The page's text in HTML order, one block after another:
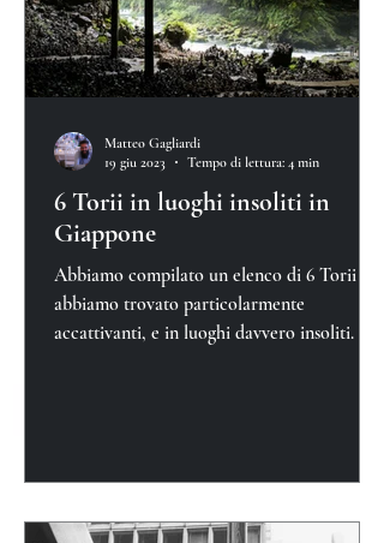
6 Torii in luoghi insoliti in
Giappone
Abbiamo compilato un elenco di 6 Torii che
abbiamo trovato particolarmente
accattivanti, e in luoghi davvero insoliti.
Matteo Gagliardi
19 giu 2023
Tempo di lettura: 4 min